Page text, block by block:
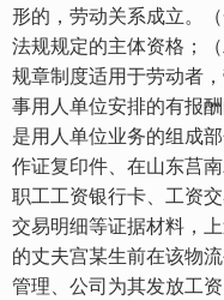
形的，劳动关系成立。
法规规定的主体资格；
规章制度适用于劳动者
事用人单位安排的有报
是用人单位业务的组成
作证复印件、在山东莒
职工工资银行卡、工资
交易明细等证据材料，
的丈夫宫某生前在该物
管理、公司为其发放工